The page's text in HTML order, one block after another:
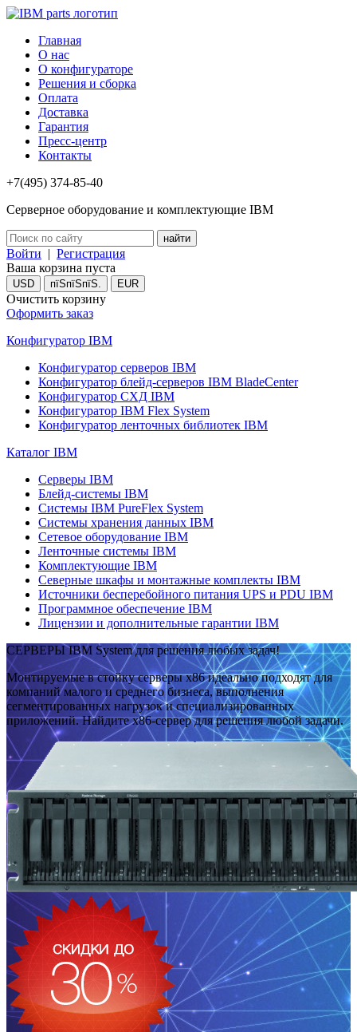
Главная
О нас
О конфигураторе
Решения и сборка
Оплата
Доставка
Гарантия
Пресс-центр
Контакты
+7(495) 374-85-40
Серверное оборудование и комплектующие IBM
Войти | Регистрация
Ваша корзина пуста
USD пїЅпїЅпїЅ. EUR
Очистить корзину
Оформить заказ
Конфигуратор IBM
Конфигуратор серверов IBM
Конфигуратор блейд-серверов IBM BladeCenter
Конфигуратор СХД IBM
Конфигуратор IBM Flex System
Конфигуратор ленточных библиотек IBM
Каталог IBM
Серверы IBM
Блейд-системы IBM
Системы IBM PureFlex System
Системы хранения данных IBM
Сетевое оборудование IBM
Ленточные системы IBM
Комплектующие IBM
Северные шкафы и монтажные комплекты IBM
Источники бесперебойного питания UPS и PDU IBM
Программное обеспечение IBM
Лицензии и дополнительные гарантии IBM
СЕРВЕРЫ IBM System для решения любых задач!
Монтируемые в стойку серверы x86 идеально подходят для
компаний малого и среднего бизнеса, выполнения
сегментированных нагрузок и специализированных
приложений. Найдите x86-сервер для решения любой задачи.